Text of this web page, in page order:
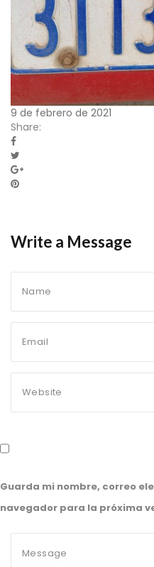
9 de febrero de 2021
Share:
Write a Message
Guarda mi nombre, correo
navegador para la próxima